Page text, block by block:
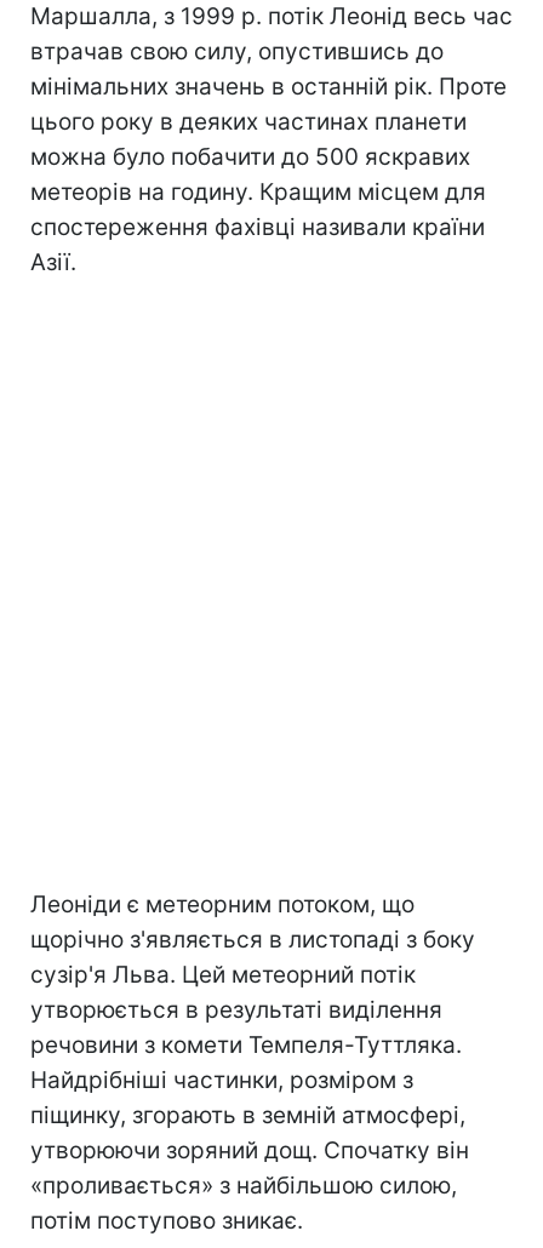
Маршалла, з 1999 р. потік Леонід весь час
втрачав свою силу, опустившись до
мінімальних значень в останній рік. Проте
цього року в деяких частинах планети
можна було побачити до 500 яскравих
метеорів на годину. Кращим місцем для
спостереження фахівці називали країни
Азії.
Леоніди є метеорним потоком, що
щорічно з'являється в листопаді з боку
сузір'я Льва. Цей метеорний потік
утворюється в результаті виділення
речовини з комети Темпеля-Туттляка.
Найдрібніші частинки, розміром з
піщинку, згорають в земній атмосфері,
утворюючи зоряний дощ. Спочатку він
«проливається» з найбільшою силою,
потім поступово зникає.